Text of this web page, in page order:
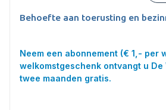
Behoefte aan toerusting en
Neem een abonnement (€ 1,- per
welkomstgeschenk ontvangt u De
twee maanden gratis.